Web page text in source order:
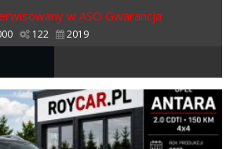
w ASO Gwarancja
122 2019